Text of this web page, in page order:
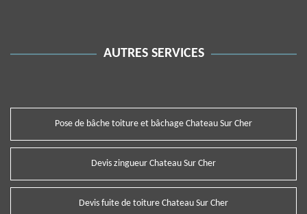
AUTRES SERVICES
Pose de bâche toiture et bâchage Chateau Sur Cher
Devis zingueur Chateau Sur Cher
Devis fuite de toiture Chateau Sur Cher